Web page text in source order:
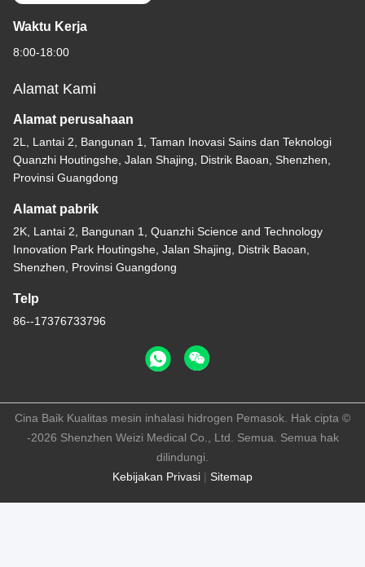
Waktu Kerja
8:00-18:00
Alamat Kami
Alamat perusahaan
2L, Lantai 2, Bangunan 1, Taman Inovasi Sains dan Teknologi
Quanzhi Houtingshe, Jalan Shajing, Distrik Baoan, Shenzhen,
Provinsi Guangdong
Alamat pabrik
2K, Lantai 2, Bangunan 1, Quanzhi Science and Technology
Innovation Park Houtingshe, Jalan Shajing, Distrik Baoan,
Shenzhen, Provinsi Guangdong
Telp
86--17376733796
Kebijakan Privasi | Sitemap
Cina Baik Kualitas mesin inhalasi hidrogen Pemasok. Hak cipta ©
-2026 Shenzhen Weizi Medical Co., Ltd. Semua. Semua hak
dilindungi.